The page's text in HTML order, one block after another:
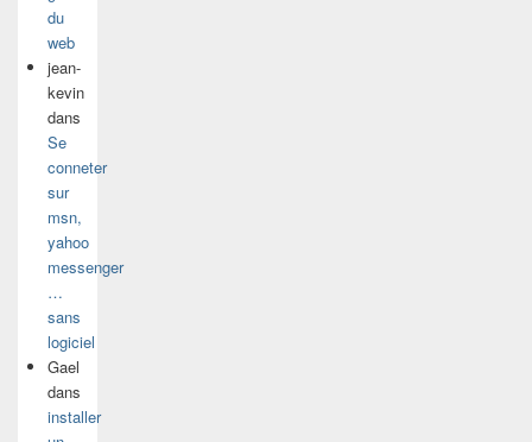
du
web
jean-
kevin
dans
Se
conneter
sur
msn,
yahoo
messenger
…
sans
logiciel
Gael
dans
installer